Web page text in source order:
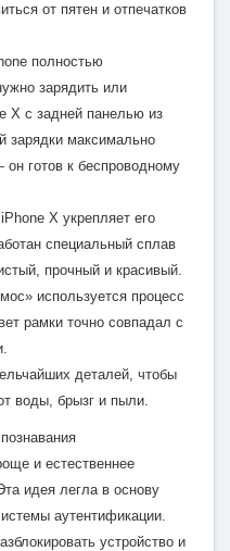
от пятен и отпечатков
полностью
зарядить или
X с задней панелью из
зарядки максимально
готов к беспроводному
X укрепляет его
специальный сплав
прочный и красивый.
используется процесс
рамки точно совпадал с
деталей, чтобы
воды, брызг и пыли.
и естественнее
идея легла в основу
аутентификации.
устройство и